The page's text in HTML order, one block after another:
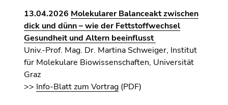
13.04.2026 Molekularer Balanceakt zwischen
dick und dünn – wie der Fettstoffwechsel
Gesundheit und Altern beeinflusst
Univ.-Prof. Mag. Dr. Martina Schweiger, Institut
für Molekulare Biowissenschaften, Universität
Graz
>> Info-Blatt zum Vortrag (PDF)